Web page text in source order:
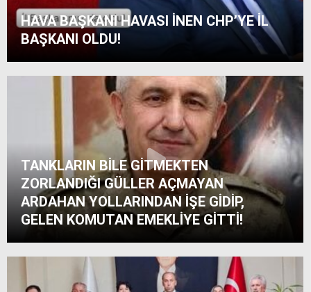
HAVA BAŞKANI HAVASI İNEN CHP’YE İL
BAŞKANI OLDU!
TANKLARIN BİLE GİTMEKTEN
ZORLANDIĞI GÜLLER AÇMAYAN
ARDAHAN YOLLARINDAN İŞE GİDİP,
GELEN KOMUTAN EMEKLİYE GİTTİ!